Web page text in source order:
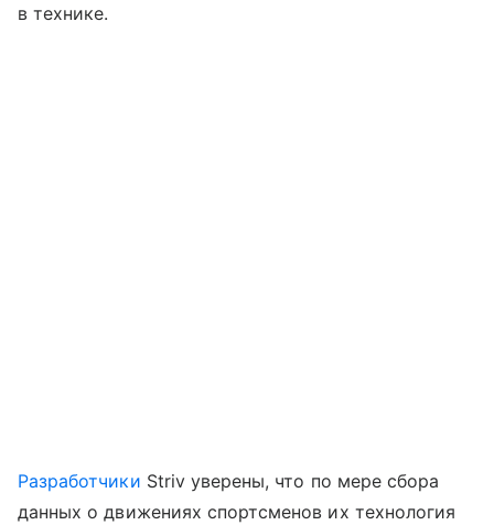
в технике.
Разработчики Striv уверены, что по мере сбора
данных о движениях спортсменов их технология